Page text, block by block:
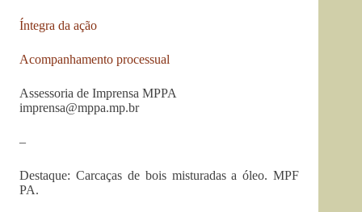
Íntegra da ação
Acompanhamento processual
Assessoria de Imprensa MPPA
imprensa@mppa.mp.br
–
Destaque: Carcaças de bois misturadas a óleo. MPF
PA.